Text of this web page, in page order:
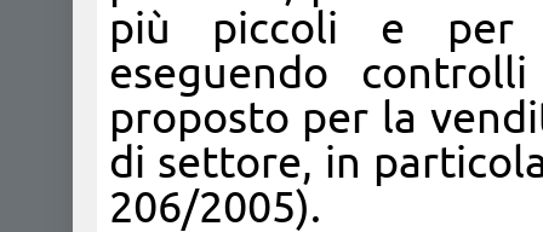
più piccoli e per
eseguendo
proposto per la
di settore, in
206/2005).